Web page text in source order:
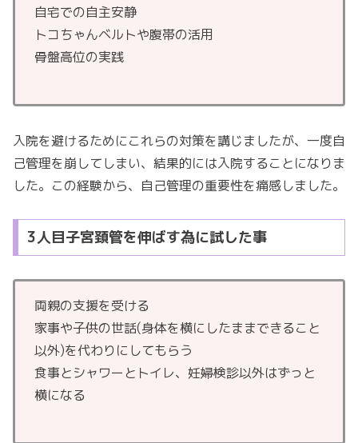
自宅での自主安静
トコちゃんベルトや腹帯の活用
骨盤高位の実践
入院を避けるためにこれらの対策を講じましたが、一度自
己管理を崩してしまい、結果的には入院することになりま
した。この経験から、自己管理の重要性を痛感しました。
3人目子宮頚管を伸ばす為に試した事
両親の支援を受ける
家事や子供の世話(身体を横にしたままできること
以外)を代わりにしてもらう
食事とシャワーとトイレ、妊婦検診以外はずっと
横になる